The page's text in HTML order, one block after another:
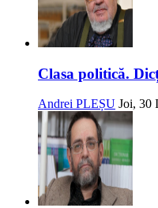
Clasa politică.
Andrei PLEȘU Joi, 30